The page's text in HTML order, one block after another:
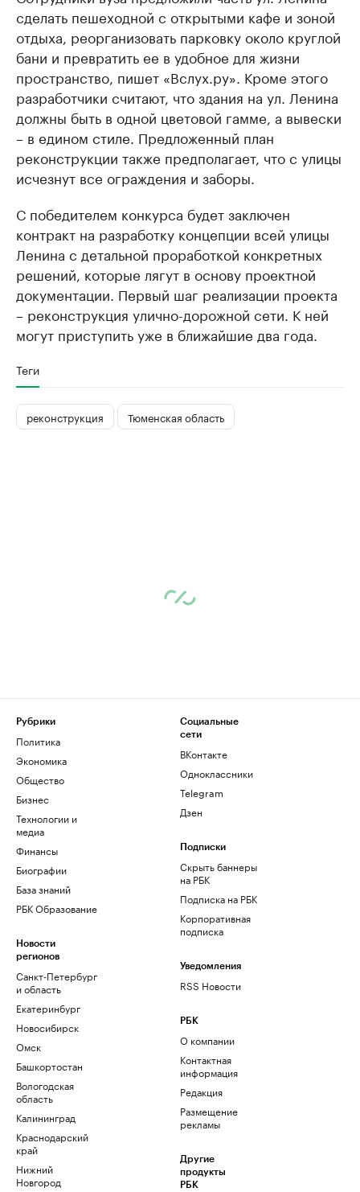
сделать пешеходной с открытыми кафе и зоной
отдыха, реорганизовать парковку около круглой
бани и превратить ее в удобное для жизни
пространство, пишет «Вслух.ру». Кроме этого
разработчики считают, что здания на ул. Ленина
должны быть в одной цветовой гамме, а вывески
– в едином стиле. Предложенный план
реконструкции также предполагает, что с улицы
исчезнут все ограждения и заборы.
С победителем конкурса будет заключен
контракт на разработку концепции всей улицы
Ленина с детальной проработкой конкретных
решений, которые лягут в основу проектной
документации. Первый шаг реализации проекта
– реконструкция улично-дорожной сети. К ней
могут приступить уже в ближайшие два года.
Теги
реконструкция Тюменская область
Рубрики
Политика
Экономика
Общество
Бизнес
Технологии и
медиа
Финансы
Биографии
База знаний
РБК Образование
Новости
регионов
Санкт-Петербург
и область
Екатеринбург
Новосибирск
Омск
Башкортостан
Вологодская
область
Калининград
Краснодарский
край
Нижний
Новгород
Социальные
сети
ВКонтакте
Одноклассники
Telegram
Дзен
Подписки
Скрыть баннеры
на РБК
Подписка на РБК
Корпоративная
подписка
Уведомления
RSS Новости
РБК
О компании
Контактная
информация
Редакция
Размещение
рекламы
Другие
продукты
РБК